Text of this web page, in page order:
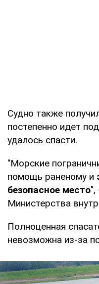
Судно также
постепенно идет
удалось спасти.
"Морские
помощь раненому и
безопасное место",
Министерства
Полноценная
невозможна из-за